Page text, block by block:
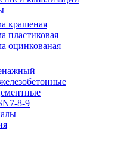
крашеная
пластиковая
оцинкованая
8-9